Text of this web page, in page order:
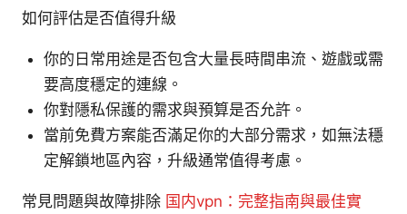
如何評估是否值得升級
你的日常用途是否包含大量長時間串流、遊戲或需
要高度穩定的連線。
你對隱私保護的需求與預算是否允許。
當前免費方案能否滿足你的大部分需求，如無法穩
定解鎖地區內容，升級通常值得考慮。
常見問題與故障排除 国内vpn：完整指南與最佳實